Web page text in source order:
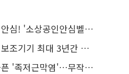
하
기
하
기
'소상공인안심벨' 신청하세요
3년간 무상 대여…삶의 질 높인다
염'…무작정 참지 말고 '이것' 해보세요!